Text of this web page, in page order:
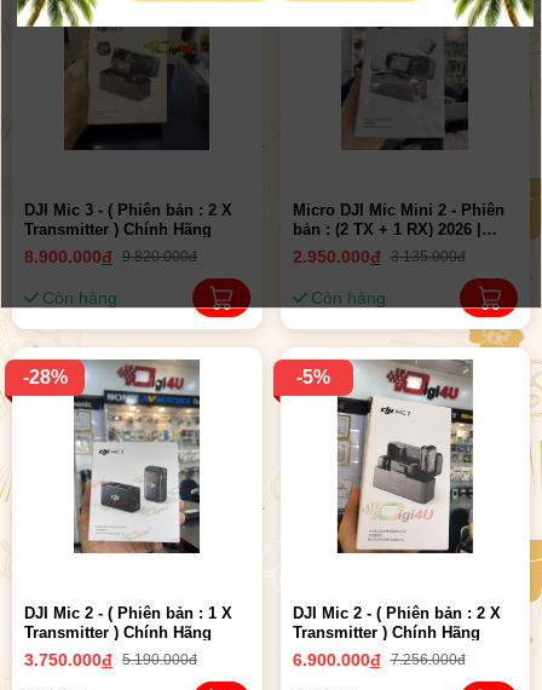
DJI Mic 3 - ( Phiên bản : 2 X
Transmitter ) Chính Hãng
8.900.000đ 9.820.000đ
Còn hàng
Micro DJI Mic Mini 2 - Phiên
bản : (2 TX + 1 RX) 2026 |
Chính Hãng
2.950.000đ 3.135.000đ
Còn hàng
-28%
DJI Mic 2 - ( Phiên bản : 1 X
Transmitter ) Chính Hãng
3.750.000đ 5.190.000đ
-5%
DJI Mic 2 - ( Phiên bản : 2 X
Transmitter ) Chính Hãng
6.900.000đ 7.256.000đ